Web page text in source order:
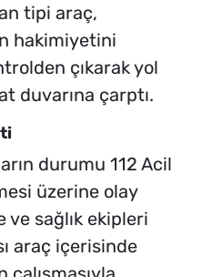
tipi araç,
hakimiyetini
çıkarak yol
duvarına çarptı.
durumu 112 Acil
üzerine olay
sağlık ekipleri
araç içerisinde